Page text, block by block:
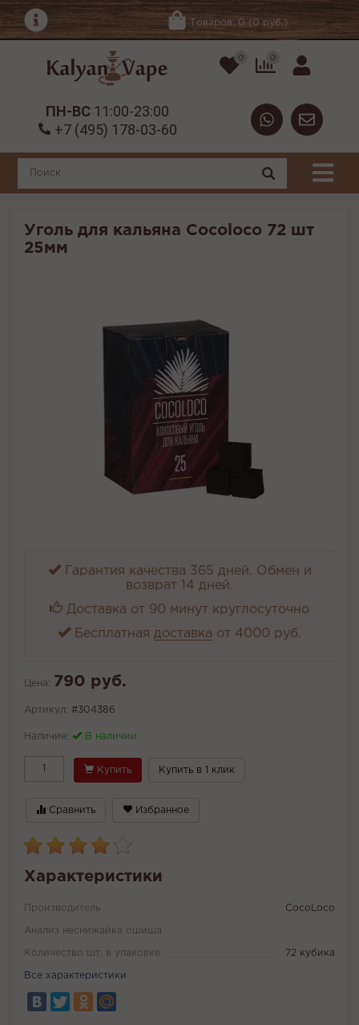
Товаров: 0 (0 руб.)
0 0
ПН-ВС 11:00-23:00
+7 (495) 178-03-60
Уголь для кальяна Cocoloco 72 шт
25мм
Гарантия качества 365 дней. Обмен и
возврат 14 дней.
Доставка от 90 минут круглосуточно
Бесплатная доставка от 4000 руб.
Цена: 790 руб.
Артикул: #304386
Наличие: В наличии
Купить Купить в 1 клик
Сравнить Избранное
Характеристики
Производитель CocoLoco
Анализ неснижайка ошиша
Количество шт. в упаковке 72 кубика
Все характеристики